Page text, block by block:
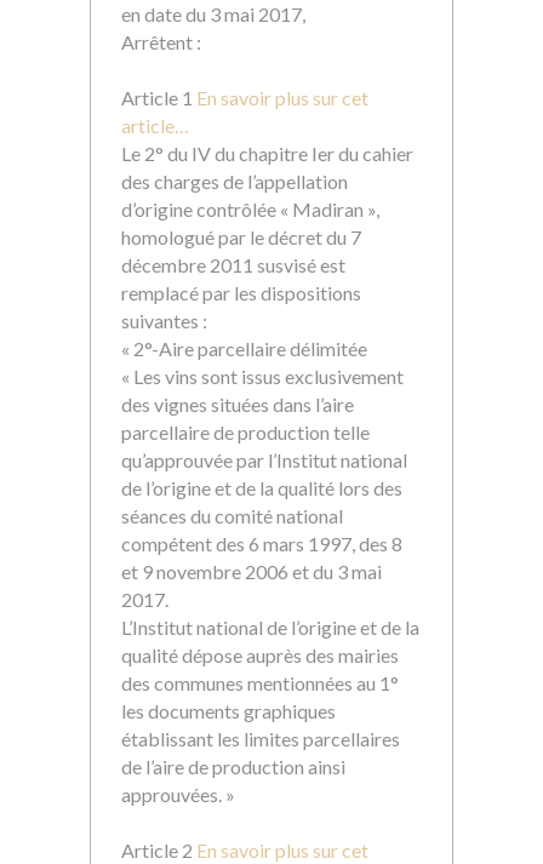
en date du 3 mai 2017,
Arrêtent :
Article 1 En savoir plus sur cet
article…
Le 2° du IV du chapitre Ier du cahier
des charges de l’appellation
d’origine contrôlée « Madiran »,
homologué par le décret du 7
décembre 2011 susvisé est
remplacé par les dispositions
suivantes :
« 2°-Aire parcellaire délimitée
« Les vins sont issus exclusivement
des vignes situées dans l’aire
parcellaire de production telle
qu’approuvée par l’Institut national
de l’origine et de la qualité lors des
séances du comité national
compétent des 6 mars 1997, des 8
et 9 novembre 2006 et du 3 mai
2017.
L’Institut national de l’origine et de la
qualité dépose auprès des mairies
des communes mentionnées au 1°
les documents graphiques
établissant les limites parcellaires
de l’aire de production ainsi
approuvées. »
Article 2 En savoir plus sur cet